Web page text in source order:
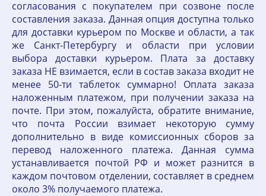
согласования с покупателем при созвоне после
составления заказа. Данная опция доступна только
для доставки курьером по Москве и области, а так
же Санкт-Петербургу и области при условии
выбора доставки курьером. Плата за доставку
заказа НЕ взимается, если в состав заказа входит не
менее 50-ти таблеток суммарно! Оплата заказа
наложенным платежом, при получении заказа на
почте. При этом, пожалуйста, обратите внимание,
что почта России взимает некоторую сумму
дополнительно в виде комиссионных сборов за
перевод наложенного платежа. Данная сумма
устанавливается почтой РФ и может разнится в
каждом почтовом отделении, составляет в среднем
около 3% получаемого платежа.